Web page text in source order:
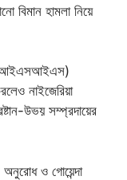
বিমান হামলা নিয়ে
(আইএসআইএস)
নাইজেরিয়া
উভয় সম্প্রদায়ের
অনুরোধ ও গোয়েন্দা